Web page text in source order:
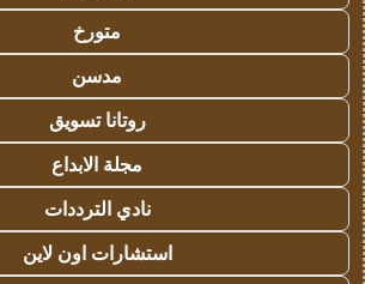
متورخ
مدسن
روتانا تسويق
مجلة الابداع
نادي الترددات
استشارات اون لاين